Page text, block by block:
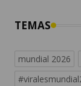
mundial 2026
messi
españa